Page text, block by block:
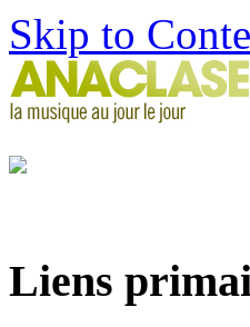
Skip to
Liens